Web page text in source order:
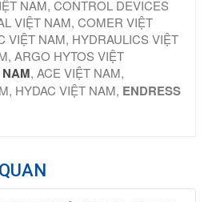
NAM, CONTROL DEVICES
VIỆT NAM, COMER VIỆT
VIỆT NAM, HYDRAULICS VIỆT
ARGO HYTOS VIỆT
, ACE VIỆT NAM,
HYDAC VIỆT NAM, ENDRESS